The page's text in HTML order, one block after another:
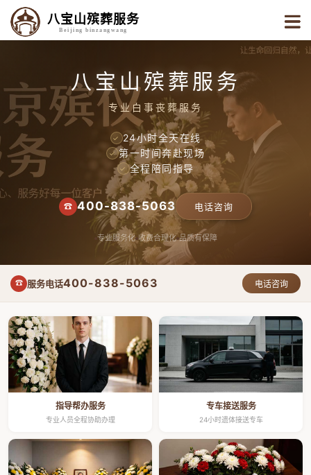
八宝山殡葬服务
Beijing binzangwang
八宝山殡葬服务
专业白事丧葬服务
✓ 24小时全天在线
✓ 第一时间奔赴现场
✓ 全程陪同指导
☎ 400-838-5063 电话咨询
专业服务化 收费合理化 品质有保障
☎ 服务电话400-838-5063 电话咨询
指导帮办服务
专业人员全程协助办理
专车接送服务
24小时遗体接送专车